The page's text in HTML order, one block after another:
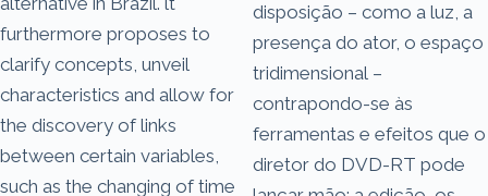
furthermore proposes to
clarify concepts, unveil
characteristics and allow for
the discovery of links
between certain variables,
such as the changing of time
disposição – como a luz, a
presença do ator, o espaço
tridimensional –
contrapondo-se às
ferramentas e efeitos que o
diretor do DVD-RT pode